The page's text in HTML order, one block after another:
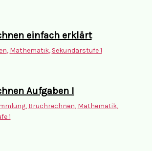
einfach erklärt
, Mathematik, Sekundarstufe 1
Aufgaben I
, Bruchrechnen, Mathematik,
1